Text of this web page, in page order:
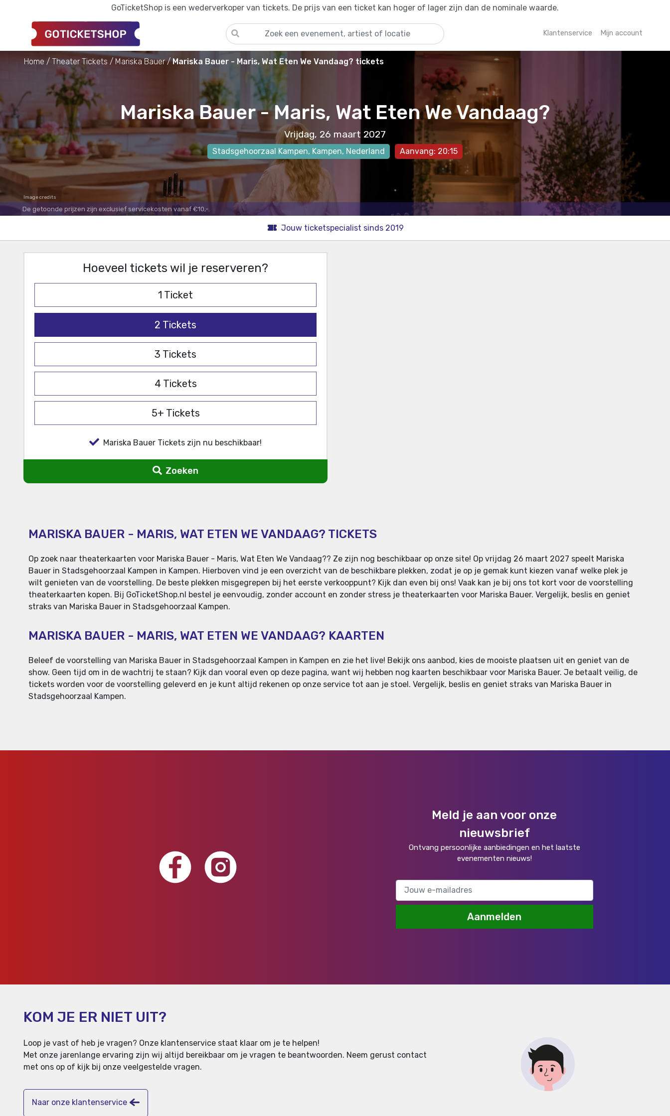
GoTicketShop is een wederverkoper van tickets. De prijs van een ticket kan hoger of lager zijn dan de nominale waarde.
Klantenservice Mijn account
Home Theater Tickets Mariska Bauer Mariska Bauer - Maris, Wat Eten We Vandaag? tickets
Mariska Bauer - Maris, Wat Eten We Vandaag?
Vrijdag, 26 maart 2027
Stadsgehoorzaal Kampen, Kampen, Nederland Aanvang: 20:15
Image credits
De getoonde prijzen zijn exclusief servicekosten vanaf €10,-.
Jouw ticketspecialist sinds 2019
Hoeveel tickets wil je reserveren?
1 Ticket
2 Tickets
3 Tickets
4 Tickets
5+ Tickets
Mariska Bauer Tickets zijn nu beschikbaar!
Zoeken
MARISKA BAUER - MARIS, WAT ETEN WE VANDAAG? TICKETS
Op zoek naar theaterkaarten voor Mariska Bauer - Maris, Wat Eten We Vandaag?? Ze zijn nog beschikbaar op onze site! Op vrijdag 26 maart 2027 speelt Mariska
Bauer in Stadsgehoorzaal Kampen in Kampen. Hierboven vind je een overzicht van de beschikbare plekken, zodat je op je gemak kunt kiezen vanaf welke plek je
wilt genieten van de voorstelling. De beste plekken misgegrepen bij het eerste verkooppunt? Kijk dan even bij ons! Vaak kan je bij ons tot kort voor de voorstelling
theaterkaarten kopen. Bij GoTicketShop.nl bestel je eenvoudig, zonder account en zonder stress je theaterkaarten voor Mariska Bauer. Vergelijk, beslis en geniet
straks van Mariska Bauer in Stadsgehoorzaal Kampen.
MARISKA BAUER - MARIS, WAT ETEN WE VANDAAG? KAARTEN
Beleef de voorstelling van Mariska Bauer in Stadsgehoorzaal Kampen in Kampen en zie het live! Bekijk ons aanbod, kies de mooiste plaatsen uit en geniet van de
show. Geen tijd om in de wachtrij te staan? Kijk dan vooral even op deze pagina, want wij hebben nog kaarten beschikbaar voor Mariska Bauer. Je betaalt veilig, de
tickets worden voor de voorstelling geleverd en je kunt altijd rekenen op onze service tot aan je stoel. Vergelijk, beslis en geniet straks van Mariska Bauer in
Stadsgehoorzaal Kampen.
Meld je aan voor onze
nieuwsbrief
Ontvang persoonlijke aanbiedingen en het laatste
evenementen nieuws!
Aanmelden
KOM JE ER NIET UIT?
Loop je vast of heb je vragen? Onze klantenservice staat klaar om je te helpen!
Met onze jarenlange ervaring zijn wij altijd bereikbaar om je vragen te beantwoorden. Neem gerust contact
met ons op of kijk bij onze veelgestelde vragen.
Naar onze klantenservice